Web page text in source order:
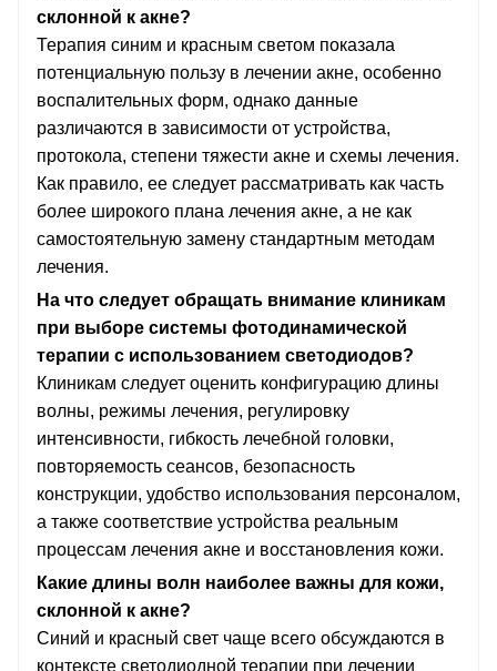
склонной к акне?
Терапия синим и красным светом показала
потенциальную пользу в лечении акне, особенно
воспалительных форм, однако данные
различаются в зависимости от устройства,
протокола, степени тяжести акне и схемы лечения.
Как правило, ее следует рассматривать как часть
более широкого плана лечения акне, а не как
самостоятельную замену стандартным методам
лечения.
На что следует обращать внимание клиникам
при выборе системы фотодинамической
терапии с использованием светодиодов?
Клиникам следует оценить конфигурацию длины
волны, режимы лечения, регулировку
интенсивности, гибкость лечебной головки,
повторяемость сеансов, безопасность
конструкции, удобство использования персоналом,
а также соответствие устройства реальным
процессам лечения акне и восстановления кожи.
Какие длины волн наиболее важны для кожи,
склонной к акне?
Синий и красный свет чаще всего обсуждаются в
контексте светодиодной терапии при лечении